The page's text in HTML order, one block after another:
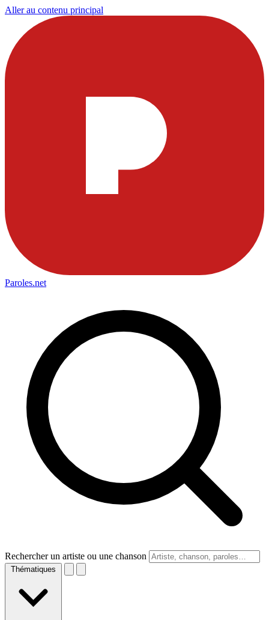
Aller au contenu principal
Paroles.net
Rechercher un artiste ou une chanson
Thématiques